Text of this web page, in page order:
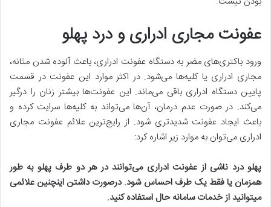
عفونت مجاری ادراری و درد پهلو
ورود باکتری‌های مضر به دستگاه عفونت ادراری، باعث آلوده شدن مثانه،
مجاری ادراری یا کلیه‌ها می‌شود. در اکثر موارد این عفونت در قسمت
پایین دستگاه ادراری باقی می‌ماند. این عفونت‌ها بیشتر زنان را درگیر
می‌کند. در صورت عدم درمان، آن‌ها می‌تواند به کلیه‌ها سرایت کرده و
باعث ایجاد عفونت شدیدتری شود. از رایج‌ترین علائم عفونت مجاری
ادراری می‌توان به موارد زیر اشاره کرد:
پهلو درد ناشی از عفونت ادراری می‌توانند در هر دو طرف پهلو به طور
همزمان یا فقط یک طرف احساس شود. درصورت داشتن اینچنین علائمی
میتوانید از خدمات سامانه حال استفاده کنید.